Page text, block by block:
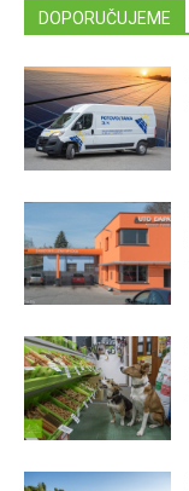
DOPORUČUJEME